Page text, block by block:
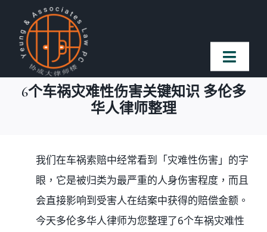
content
Toggle
首页
案件简介
客户赞誉
6个车祸灾难性伤害关键知识 多伦多
华人律师整理
我们在车祸索赔中经常看到「灾难性伤害」的字
眼，它是被归类为最严重的人身伤害程度，而且
会直接影响到受害人在结案中获得的赔偿金额。
今天多伦多华人律师为您整理了6个车祸灾难性